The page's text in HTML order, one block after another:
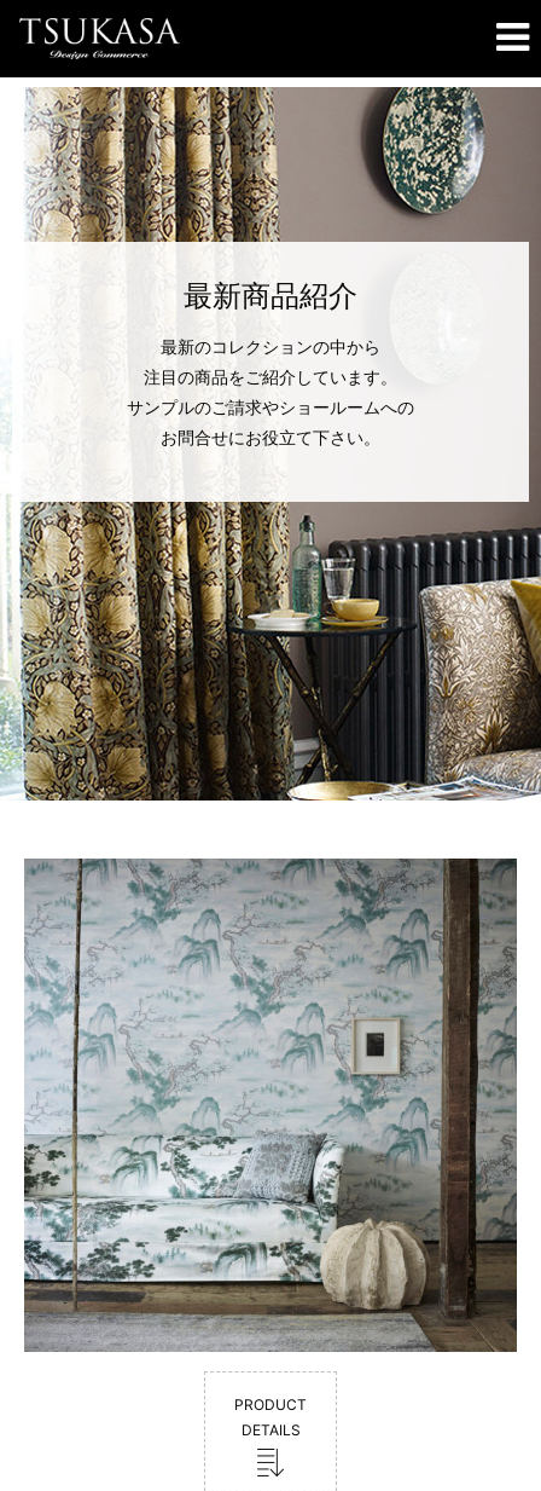
最新商品紹介
最新のコレクションの中から
注目の商品をご紹介しています。
サンプルのご請求やショールームへの
お問合せにお役立て下さい。
PRODUCT
DETAILS